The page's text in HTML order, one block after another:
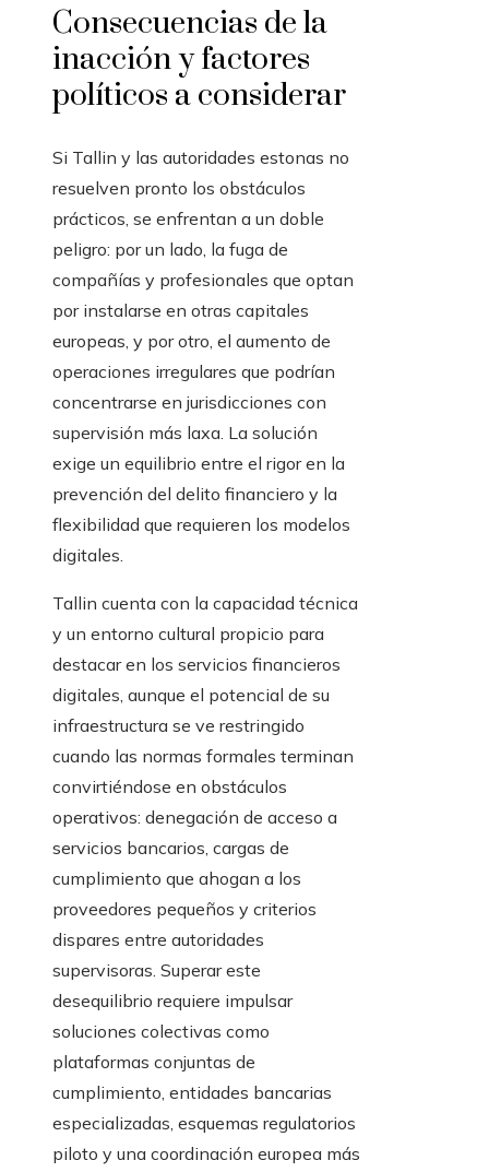
Consecuencias de la
inacción y factores
políticos a considerar
Si Tallin y las autoridades estonas no
resuelven pronto los obstáculos
prácticos, se enfrentan a un doble
peligro: por un lado, la fuga de
compañías y profesionales que optan
por instalarse en otras capitales
europeas, y por otro, el aumento de
operaciones irregulares que podrían
concentrarse en jurisdicciones con
supervisión más laxa. La solución
exige un equilibrio entre el rigor en la
prevención del delito financiero y la
flexibilidad que requieren los modelos
digitales.
Tallin cuenta con la capacidad técnica
y un entorno cultural propicio para
destacar en los servicios financieros
digitales, aunque el potencial de su
infraestructura se ve restringido
cuando las normas formales terminan
convirtiéndose en obstáculos
operativos: denegación de acceso a
servicios bancarios, cargas de
cumplimiento que ahogan a los
proveedores pequeños y criterios
dispares entre autoridades
supervisoras. Superar este
desequilibrio requiere impulsar
soluciones colectivas como
plataformas conjuntas de
cumplimiento, entidades bancarias
especializadas, esquemas regulatorios
piloto y una coordinación europea más